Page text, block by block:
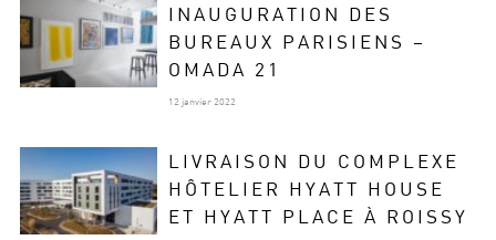
INAUGURATION DES
BUREAUX PARISIENS –
OMADA 21
12 janvier 2022
LIVRAISON DU COMPLEXE
HÔTELIER HYATT HOUSE
ET HYATT PLACE À ROISSY